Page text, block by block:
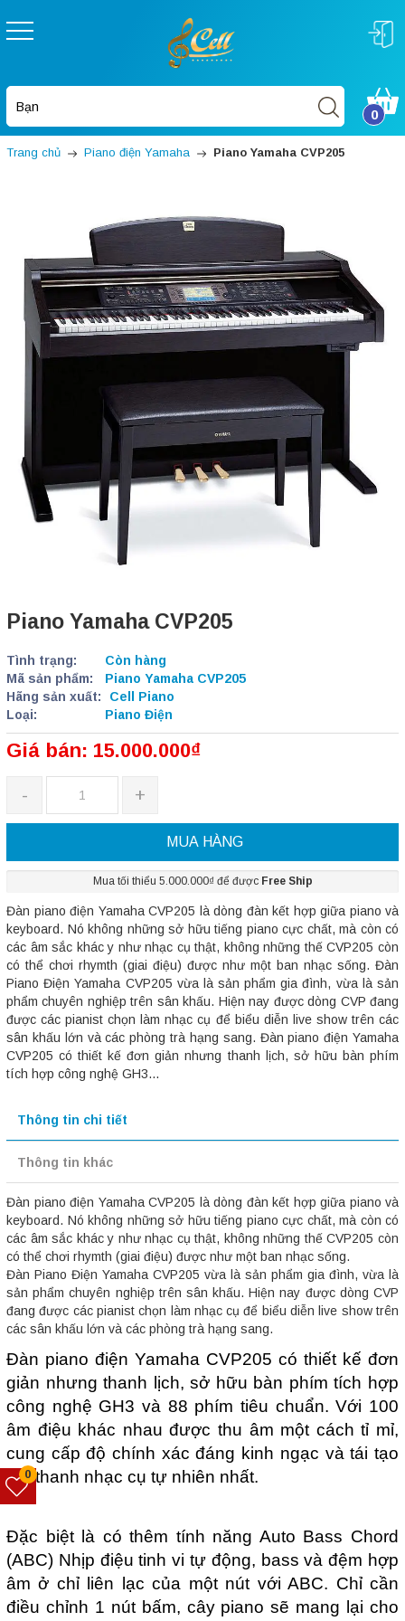
0
Trang chủ Piano điện Yamaha Piano Yamaha CVP205
Piano Yamaha CVP205
Tình trạng:
Còn hàng
Mã sản phẩm:
Piano Yamaha CVP205
Hãng sản xuất:
Cell Piano
Loại:
Piano Điện
Giá bán: 15.000.000₫
- +
MUA HÀNG
Mua tối thiểu 5.000.000₫ để được Free Ship
Đàn piano điện Yamaha CVP205 là dòng đàn kết hợp giữa piano và
keyboard. Nó không những sở hữu tiếng piano cực chất, mà còn có
các âm sắc khác y như nhạc cụ thật, không những thế CVP205 còn
có thể chơi rhymth (giai điệu) được như một ban nhạc sống. Đàn
Piano Điện Yamaha CVP205 vừa là sản phẩm gia đình, vừa là sản
phẩm chuyên nghiệp trên sân khấu. Hiện nay được dòng CVP đang
được các pianist chọn làm nhạc cụ để biểu diễn live show trên các
sân khấu lớn và các phòng trà hạng sang. Đàn piano điện Yamaha
CVP205 có thiết kế đơn giản nhưng thanh lịch, sở hữu bàn phím
tích hợp công nghệ GH3...
Thông tin chi tiết
Thông tin khác
Đàn piano điện Yamaha CVP205 là dòng đàn kết hợp giữa piano và
keyboard. Nó không những sở hữu tiếng piano cực chất, mà còn có
các âm sắc khác y như nhạc cụ thật, không những thế CVP205 còn
có thể chơi rhymth (giai điệu) được như một ban nhạc sống.
Đàn Piano Điện Yamaha CVP205 vừa là sản phẩm gia đình, vừa là
sản phẩm chuyên nghiệp trên sân khấu. Hiện nay được dòng CVP
đang được các pianist chọn làm nhạc cụ để biểu diễn live show trên
các sân khấu lớn và các phòng trà hạng sang.
Đàn piano điện Yamaha CVP205 có thiết kế đơn
giản nhưng thanh lịch, sở hữu bàn phím tích hợp
công nghệ GH3 và 88 phím tiêu chuẩn. Với 100
âm điệu khác nhau được thu âm một cách tỉ mỉ,
cung cấp độ chính xác đáng kinh ngạc và tái tạo
âm thanh nhạc cụ tự nhiên nhất.
Đặc biệt là có thêm tính năng Auto Bass Chord
(ABC) Nhịp điệu tinh vi tự động, bass và đệm hợp
âm ở chỉ liên lạc của một nút với ABC. Chỉ cần
điều chỉnh 1 nút bấm, cây piano sẽ mang lại cho
0